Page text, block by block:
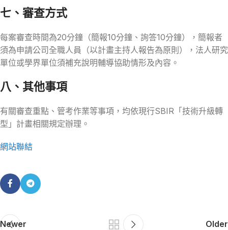
七、審查方式
每案審查時間為20分鐘（簡報10分鐘、詢答10分鐘），簡報者
須為申請公司全職人員（以計畫主持人報告為原則），法人研究
單位或學界單位須補充說明輔導協助情形及內容。
八、其他事項
有關審查重點、管考作業等事項，均依現行SBIR「技術升級轉
型」計畫相關規定辦理。
網站聯結
Newer Older